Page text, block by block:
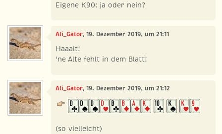
Eigene K90: ja oder nein?
Ali_Gator, 19. Dezember 2019, um 21:11
Haaalt!
'ne Alte fehlt in dem Blatt!
Ali_Gator, 19. Dezember 2019, um 21:12
(so vielleicht)